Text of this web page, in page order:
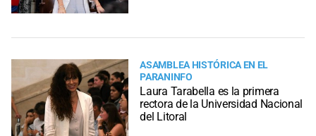
ASAMBLEA HISTÓRICA EN EL
PARANINFO
Laura Tarabella es la primera
rectora de la Universidad Nacional
del Litoral